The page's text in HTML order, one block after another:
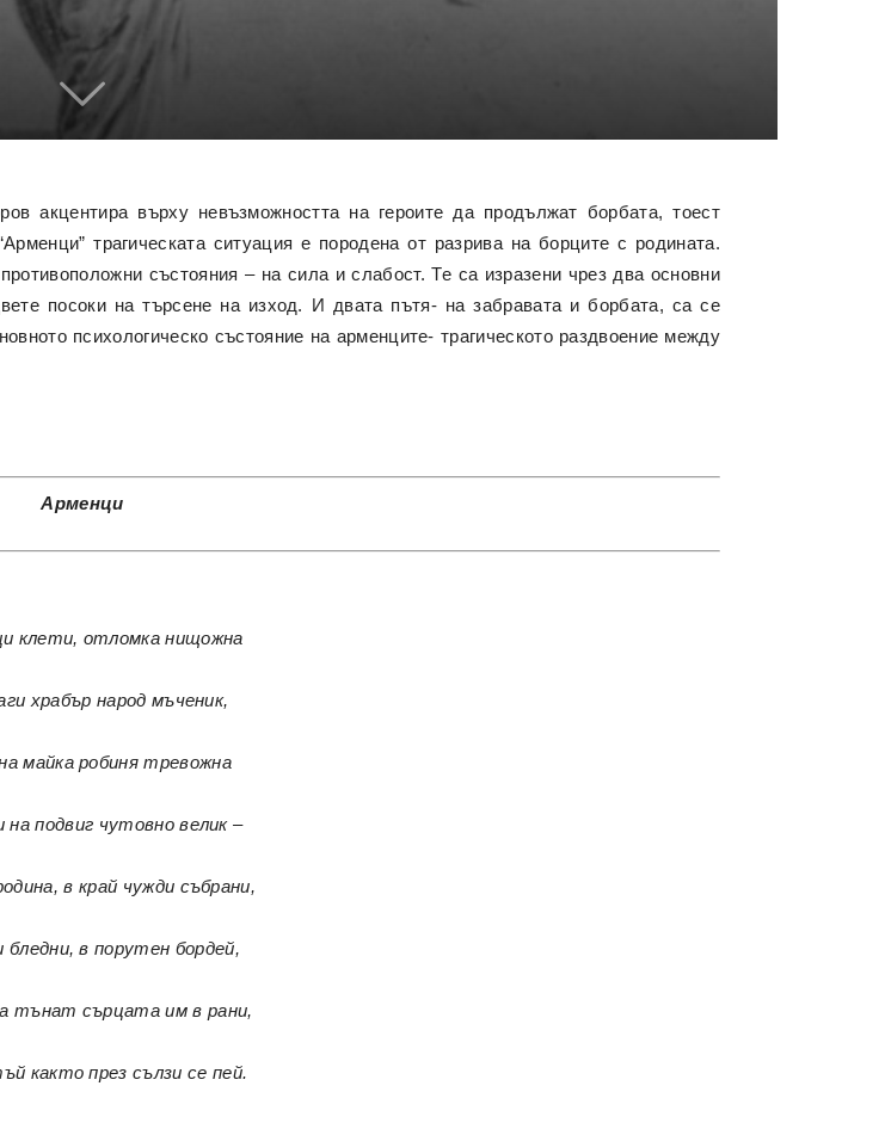
акцентира върху невъзможността на героите да продължат борбата, тоест
трагическата ситуация е породена от разрива на борците с родината.
състояния – на сила и слабост. Те са изразени чрез два основни
посоки на търсене на изход. И двата пътя- на забравата и борбата, са се
психологическо състояние на арменците- трагическото раздвоение между
Арменци
клети, отломка нищожна
храбър народ мъченик,
майка робиня тревожна
на подвиг чутовно велик –
в край чужди събрани,
бледни, в порутен бордей,
тънат сърцата им в рани,
както през сълзи се пей.